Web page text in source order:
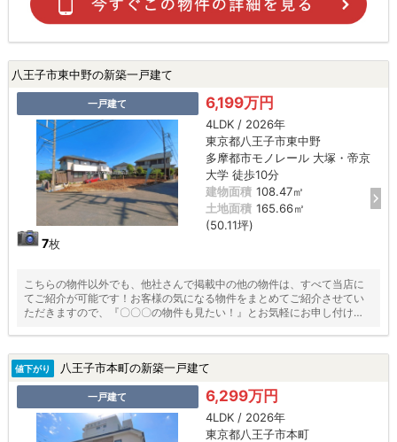
八王子市東中野の新築一戸建て
一戸建て
7枚
6,199万円
4LDK / 2026年
東京都八王子市東中野
多摩都市モノレール 大塚・帝京
大学 徒歩10分
建物面積 108.47㎡
土地面積 165.66㎡
(50.11坪)
こちらの物件以外でも、他社さんで掲載中の他の物件は、すべて当店に
てご紹介が可能です！お客様の気になる物件をまとめてご紹介させてい
ただきますので、『〇〇〇の物件も見たい！』とお気軽にお申し付けく
値下がり 八王子市本町の新築一戸建て
一戸建て 6,299万円
4LDK / 2026年
東京都八王子市本町